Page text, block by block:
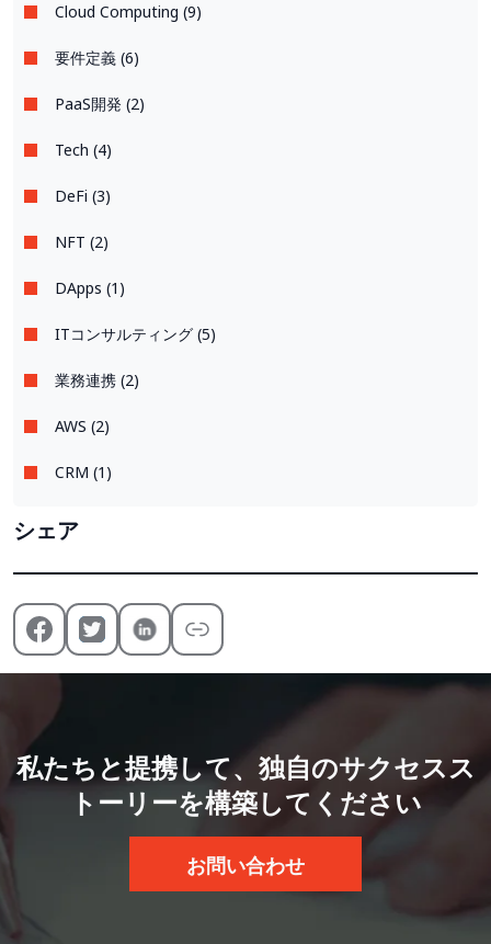
Cloud Computing (9)
要件定義 (6)
PaaS開発 (2)
Tech (4)
DeFi (3)
NFT (2)
DApps (1)
ITコンサルティング (5)
業務連携 (2)
AWS (2)
CRM (1)
シェア
私たちと提携して、独自のサクセスス
トーリーを構築してください
お問い合わせ